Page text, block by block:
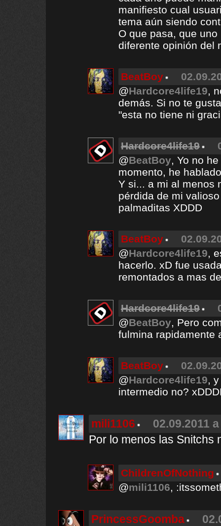
manifiesto cual
tema aún siendo
O que pasa, que
diferente opinión del
BeatBoy
@Hardcore4life19,
demás. Si no te
"esta no tiene ni
Hardcore4life19
@BeatBoy, Yo no
momento, he
Y si... a mi al menos
pérdida de mi
palmaditas XDDD
BeatBoy
@Hardcore4life19,
hacerlo. xD fue
remontados a mas
Hardcore4life19
@BeatBoy, Pero
fulmina rapidamente
BeatBoy
@Hardcore4life19,
intermedio no?
mili1106
02.09.2011
Por lo menos las Snitchs
ChildrenOfNothing
@mili1106,
PrincessGoomba